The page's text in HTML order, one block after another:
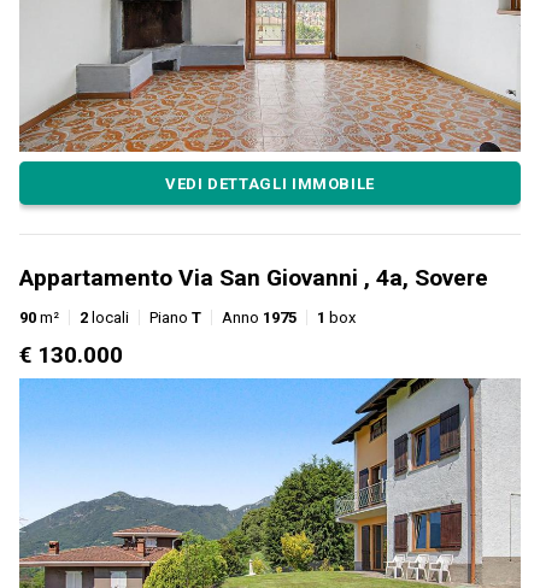
VEDI DETTAGLI IMMOBILE
Appartamento Via San Giovanni , 4a, Sovere
90 m² 2 locali Piano T Anno 1975 1 box
€ 130.000